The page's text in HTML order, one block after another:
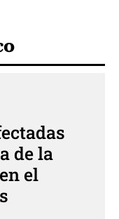
de la
el